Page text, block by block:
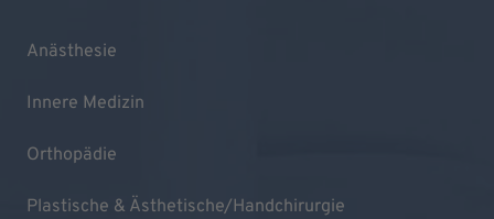
Anästhesie
Innere Medizin
Orthopädie
Plastische & Ästhetische/Handchirurgie